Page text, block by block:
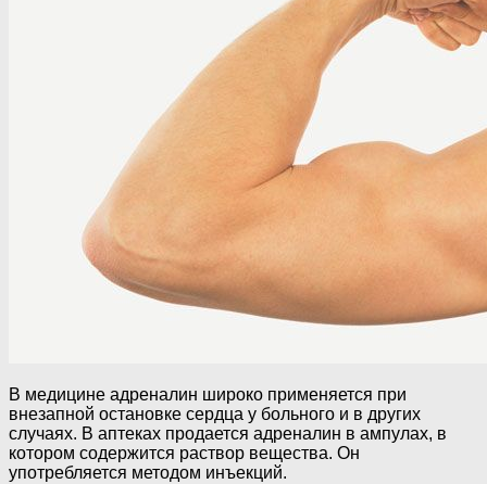
В медицине адреналин широко применяется при
внезапной остановке сердца у больного и в других
случаях. В аптеках продается адреналин в ампулах, в
котором содержится раствор вещества. Он
употребляется методом инъекций.